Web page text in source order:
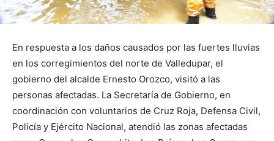
En respuesta a los daños causados por las fuertes lluvias
en los corregimientos del norte de Valledupar, el
gobierno del alcalde Ernesto Orozco, visitó a las
personas afectadas. La Secretaría de Gobierno, en
coordinación con voluntarios de Cruz Roja, Defensa Civil,
Policía y Ejército Nacional, atendió las zonas afectadas